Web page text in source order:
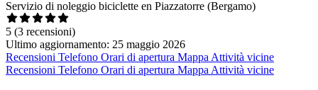
Servizio di noleggio biciclette en Piazzatorre (Bergamo)
5 (3 recensioni)
Ultimo aggiornamento: 25 maggio 2026
Recensioni Telefono Orari di apertura Mappa Attività vicine
Recensioni Telefono Orari di apertura Mappa Attività vicine